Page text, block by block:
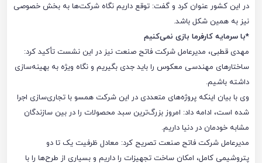
در این کشور عنوان کرد و گفت: توقع داریم نگاه شرکت‌ها به بخش خصوصی
نیز به همین شکل باشد.
*با سرمایه کارفرما بازی نمی‌کنیم
مهدی قطبی، مدیرعامل شرکت فاتح صنعت نیز در این نشست تأکید کرد:
ساختارهای مهندسی معکوس را باید جدی بگیریم و نگاه ویژه به بهینه‌سازی
داشته باشیم.
وی با بیان اینکه پروژه‌های متعددی در این شرکت همسو با تجاری‌سازی اجرا
شده است، ادامه داد: امروز بزرگ‌ترین سبد محصولات را در بین سازندگان
مشابه خودمان در دنیا داریم.
مدیرعامل شرکت فاتح صنعت تصریح کرد: معادل ظرفیت یک تا دو
پتروشیمی کامل، امکان ساخت تجهیزات را داریم و بسیاری از طرح‌ها را با